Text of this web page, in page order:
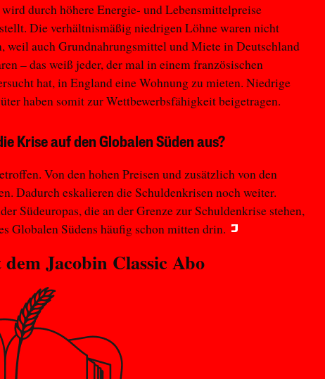
durch höhere Energie- und Lebensmittelpreise
Die verhältnismäßig niedrigen Löhne waren nicht
weil auch Grundnahrungsmittel und Miete in Deutschland
– das weiß jeder, der mal in einem französischen
hat, in England eine Wohnung zu mieten. Niedrige
haben somit zur Wettbewerbsfähigkeit beigetragen.
Krise auf den Globalen Süden aus?
Von den hohen Preisen und zusätzlich von den
Dadurch eskalieren die Schuldenkrisen noch weiter.
Südeuropas, die an der Grenze zur Schuldenkrise stehen,
Globalen Südens häufig schon mitten drin.
Jacobin Classic Abo